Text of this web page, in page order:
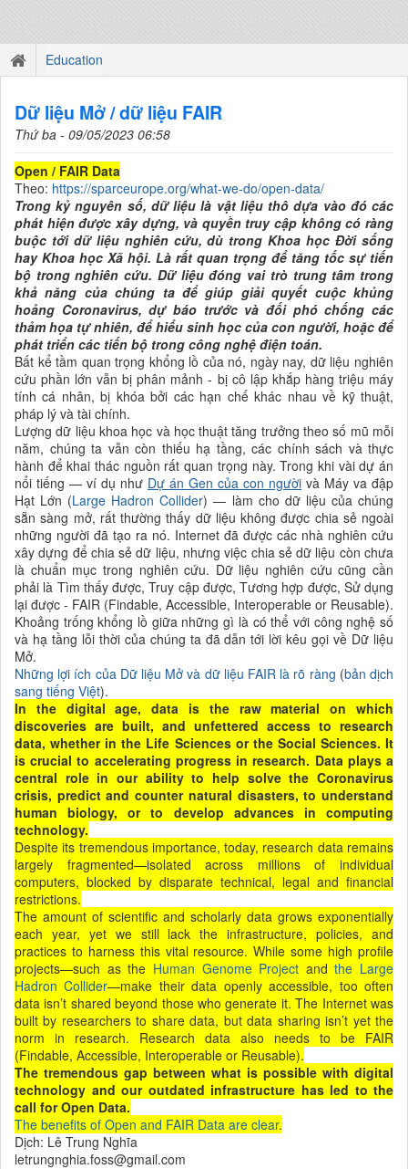
Education
Dữ liệu Mở / dữ liệu FAIR
Thứ ba - 09/05/2023 06:58
Open / FAIR Data
Theo: https://sparceurope.org/what-we-do/open-data/
Trong kỷ nguyên số, dữ liệu là vật liệu thô dựa vào đó các
phát hiện được xây dựng, và quyền truy cập không có ràng
buộc tới dữ liệu nghiên cứu, dù trong Khoa học Đời sống
hay Khoa học Xã hội. Là rất quan trọng để tăng tốc sự tiến
bộ trong nghiên cứu. Dữ liệu đóng vai trò trung tâm trong
khả năng của chúng ta để giúp giải quyết cuộc khủng
hoảng Coronavirus, dự báo trước và đối phó chống các
thảm họa tự nhiên, để hiểu sinh học của con người, hoặc để
phát triển các tiến bộ trong công nghệ điện toán.
Bất kể tầm quan trọng khổng lồ của nó, ngày nay, dữ liệu nghiên
cứu phần lớn vẫn bị phân mảnh - bị cô lập khắp hàng triệu máy
tính cá nhân, bị khóa bởi các hạn chế khác nhau về kỹ thuật,
pháp lý và tài chính.
Lượng dữ liệu khoa học và học thuật tăng trưởng theo số mũ mỗi
năm, chúng ta vẫn còn thiếu hạ tầng, các chính sách và thực
hành để khai thác nguồn rất quan trọng này. Trong khi vài dự án
nổi tiếng — ví dụ như Dự án Gen của con người và Máy va đập
Hạt Lớn (Large Hadron Collider) — làm cho dữ liệu của chúng
sẵn sàng mở, rất thường thấy dữ liệu không được chia sẻ ngoài
những người đã tạo ra nó. Internet đã được các nhà nghiên cứu
xây dựng để chia sẻ dữ liệu, nhưng việc chia sẻ dữ liệu còn chưa
là chuẩn mục trong nghiên cứu. Dữ liệu nghiên cứu cũng cần
phải là Tìm thấy được, Truy cập được, Tương hợp được, Sử dụng
lại được - FAIR (Findable, Accessible, Interoperable or Reusable).
Khoảng trống khổng lồ giữa những gì là có thể với công nghệ số
và hạ tầng lỗi thời của chúng ta đã dẫn tới lời kêu gọi về Dữ liệu
Mở.
Những lợi ích của Dữ liệu Mở và dữ liệu FAIR là rõ ràng (bản dịch
sang tiếng Việt).
In the digital age, data is the raw material on which
discoveries are built, and unfettered access to research
data, whether in the Life Sciences or the Social Sciences. It
is crucial to accelerating progress in research. Data plays a
central role in our ability to help solve the Coronavirus
crisis, predict and counter natural disasters, to understand
human biology, or to develop advances in computing
technology.
Despite its tremendous importance, today, research data remains
largely fragmented—isolated across millions of individual
computers, blocked by disparate technical, legal and financial
restrictions.
The amount of scientific and scholarly data grows exponentially
each year, yet we still lack the infrastructure, policies, and
practices to harness this vital resource. While some high profile
projects—such as the Human Genome Project andthe Large
Hadron Collider—make their data openly accessible, too often
data isn’t shared beyond those who generate it. The Internet was
built by researchers to share data, but data sharing isn’t yet the
norm in research. Research data also needs to be FAIR
(Findable, Accessible, Interoperable or Reusable).
The tremendous gap between what is possible with digital
technology and our outdated infrastructure has led to the
call for Open Data.
The benefits of Open and FAIR Data are clear.
Dịch: Lê Trung Nghĩa
letrungnghia.foss@gmail.com